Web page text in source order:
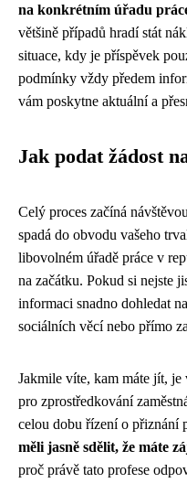
na konkrétním úřadu
většině případů hradí stát
situace, kdy je příspěvek
podmínky vždy předem
vám poskytne aktuální a
Jak podat žádost
Celý proces začíná
spadá do obvodu vašeho
libovolném úřadě práce v
na začátku. Pokud si nejste
informaci snadno dohledat
sociálních věcí nebo přímo
Jakmile víte, kam máte jít,
pro zprostředkování
celou dobu řízení o přiznání
měli jasně sdělit, že máte
proč právě tato profese